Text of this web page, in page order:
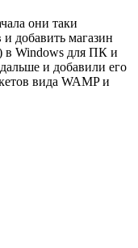
они таки
добавить магазин
в Windows для ПК и
и добавили его
вида WAMP и